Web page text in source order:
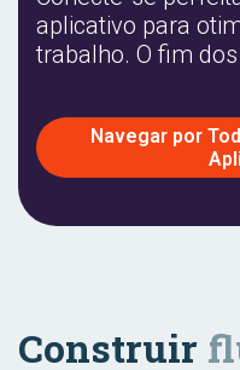
aplicativo para
trabalho. O fim
Navegar por
Construir